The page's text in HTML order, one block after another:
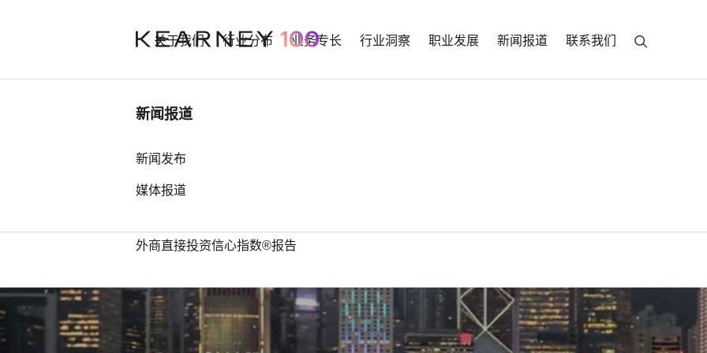
关于我们 行业分布 业务专长 行业洞察
行业洞察
中国奢侈品市场： 迈向审慎复苏之
外商直接投资信心指数®报告
职业发展 新闻报道
新闻报道
新闻发布
媒体报道
联系我们
因海而兴:国际海洋城市的发